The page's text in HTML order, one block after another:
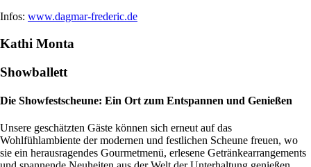
Infos: www.dagmar-frederic.de
Kathi Monta
Showballett
Die Showfestscheune: Ein Ort zum Entspannen und Genießen
Unsere geschätzten Gäste können sich erneut auf das
Wohlfühlambiente der modernen und festlichen Scheune freuen, wo
sie ein herausragendes Gourmetmenü, erlesene Getränkearrangements